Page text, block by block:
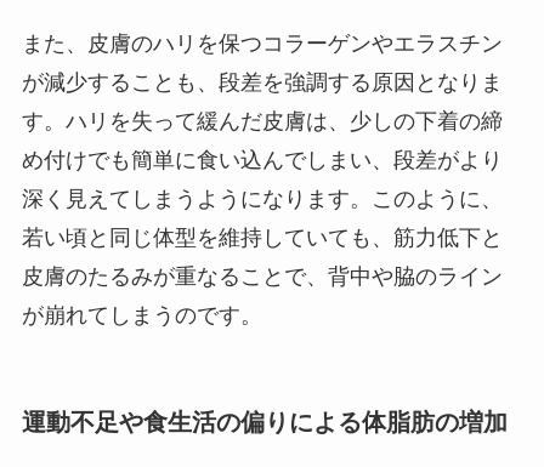
また、皮膚のハリを保つコラーゲンやエラスチン
が減少することも、段差を強調する原因となりま
す。ハリを失って緩んだ皮膚は、少しの下着の締
め付けでも簡単に食い込んでしまい、段差がより
深く見えてしまうようになります。このように、
若い頃と同じ体型を維持していても、筋力低下と
皮膚のたるみが重なることで、背中や脇のライン
が崩れてしまうのです。
運動不足や食生活の偏りによる体脂肪の増加